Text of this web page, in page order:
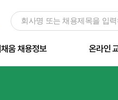
움 채용정보 온라인